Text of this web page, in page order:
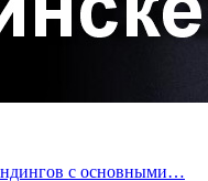
с основными…